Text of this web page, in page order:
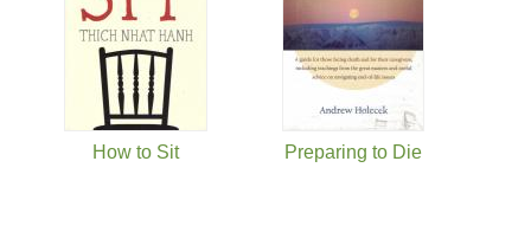
How to Sit Preparing to Die